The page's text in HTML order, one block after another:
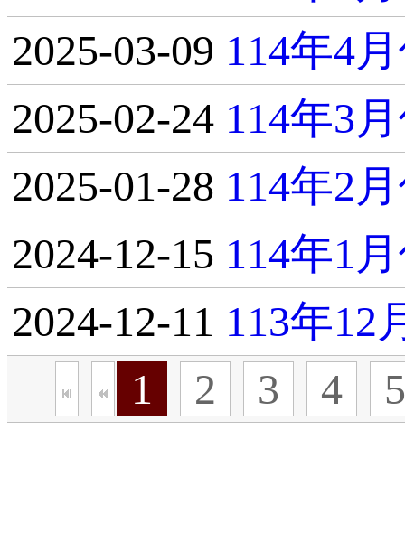
2025-03-09 114年4
2025-02-24 114年3
2025-01-28 114年2
2024-12-15 114年1
2024-12-11 113年12
1
2 3 4